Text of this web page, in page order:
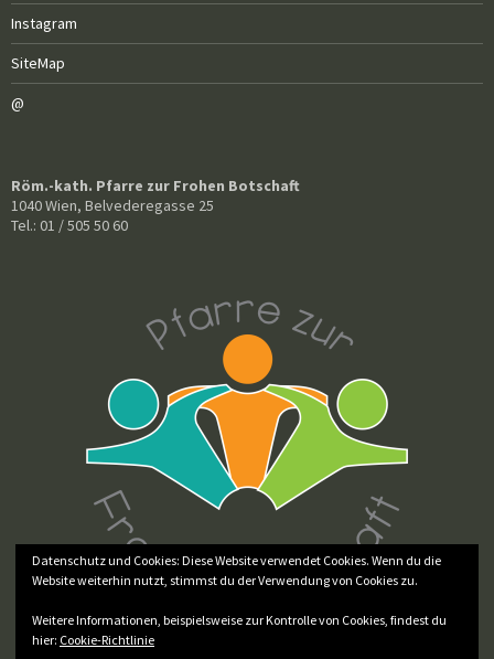
Instagram
SiteMap
@
Röm.-kath. Pfarre zur Frohen Botschaft
1040 Wien, Belvederegasse 25
Tel.: 01 / 505 50 60
Datenschutz und Cookies: Diese Website verwendet Cookies. Wenn du die
Website weiterhin nutzt, stimmst du der Verwendung von Cookies zu.
Weitere Informationen, beispielsweise zur Kontrolle von Cookies, findest du
hier: Cookie-Richtlinie